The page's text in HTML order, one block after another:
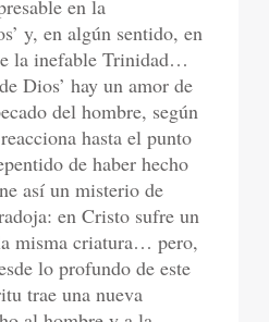
en la
y, en algún sentido, en
la inefable Trinidad…
Dios’ hay un amor de
del hombre, según
hasta el punto
de haber hecho
así un misterio de
en Cristo sufre un
misma criatura… pero,
lo profundo de este
trae una nueva